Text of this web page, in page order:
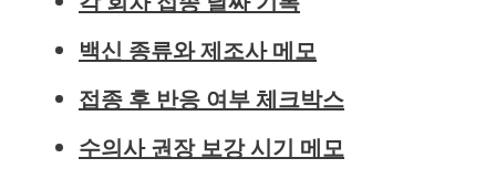
백신 종류와 제조사 메모
접종 후 반응 여부 체크박스
수의사 권장 보강 시기 메모